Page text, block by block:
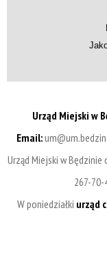
Urząd Miejski w
Email:
Urząd Miejski w
267-
W poniedziałki urząd